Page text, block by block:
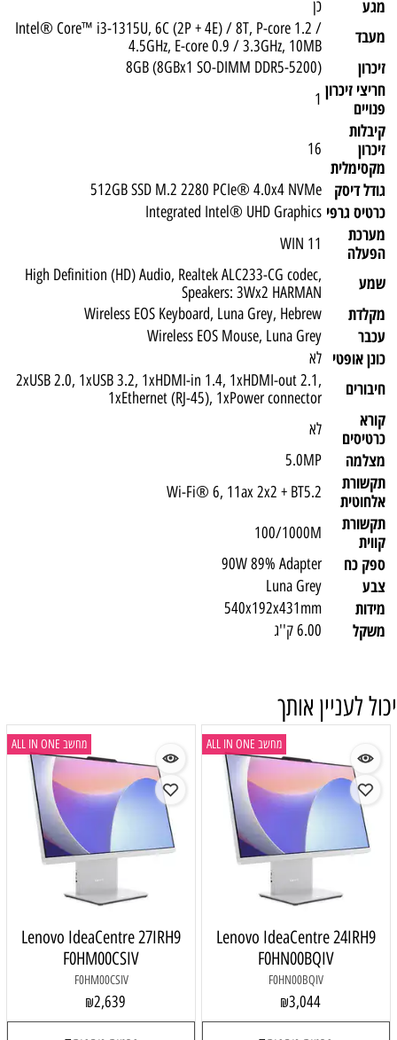
מגע כן
מעבד
Intel® Core™ i3-1315U, 6C (2P + 4E) / 8T, P-core 1.2 /
4.5GHz, E-core 0.9 / 3.3GHz, 10MB
זיכרון (8GB (8GBx1 SO-DIMM DDR5-5200
חריצי זיכרון
פנויים
1
קיבלות
זיכרון
מקסימלית
16
גודל דיסק 512GB SSD M.2 2280 PCIe® 4.0x4 NVMe
כרטיס גרפי Integrated Intel® UHD Graphics
מערכת
הפעלה
WIN 11
שמע
High Definition (HD) Audio, Realtek ALC233-CG codec,
Speakers: 3Wx2 HARMAN
מקלדת Wireless EOS Keyboard, Luna Grey, Hebrew
עכבר Wireless EOS Mouse, Luna Grey
כונן אופטי לא
חיבורים
2xUSB 2.0, 1xUSB 3.2, 1xHDMI-in 1.4, 1xHDMI-out 2.1,
1xEthernet (RJ-45), 1xPower connector
קורא
כרטיסים
לא
מצלמה 5.0MP
תקשורת
אלחוטית
Wi-Fi® 6, 11ax 2x2 + BT5.2
תקשורת
קווית
100/1000M
ספק כח 90W 89% Adapter
צבע Luna Grey
מידות 540x192x431mm
משקל 6.00 ק''ג
יכול לעניין אותך
מחשב ALL IN ONE
Lenovo IdeaCentre 24IRH9
F0HN00BQIV
F0HN00BQIV
₪3,044
מחשב ALL IN ONE
Lenovo IdeaCentre 27IRH9
F0HM00CSIV
F0HM00CSIV
₪2,639